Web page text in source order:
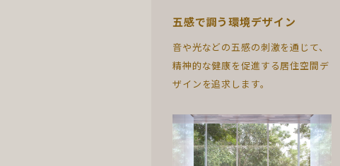
五感で調う環境デザイン
音や光などの五感の刺激を通じて、
精神的な健康を促進する居住空間デ
ザインを追求します。